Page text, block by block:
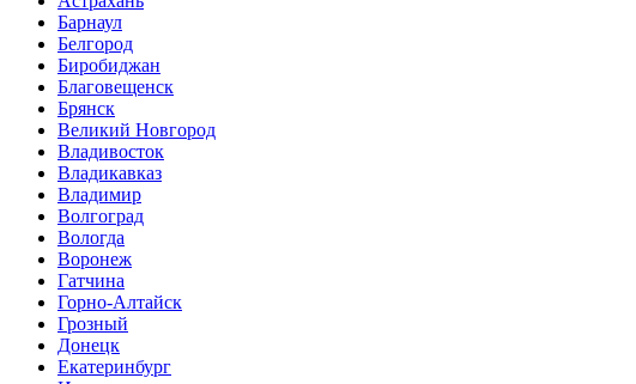
Барнаул
Белгород
Биробиджан
Благовещенск
Брянск
Великий Новгород
Владивосток
Владикавказ
Владимир
Волгоград
Вологда
Воронеж
Гатчина
Горно-Алтайск
Грозный
Донецк
Екатеринбург